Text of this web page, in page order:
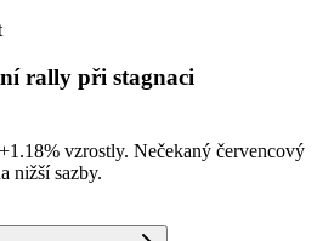
rally při stagnaci
+1.18% vzrostly. Nečekaný červencový
nižší sazby.